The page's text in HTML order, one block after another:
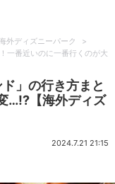
外ディズニーパーク
>
一番近いのに一番行くのが大
」の行き方まと
…!?【海外ディズ
2024.7.21 21:15